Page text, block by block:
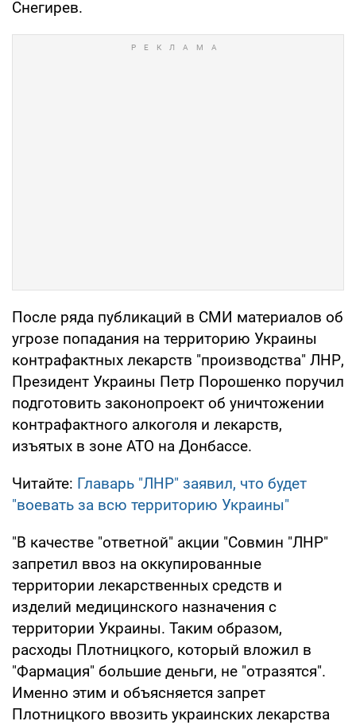
Снегирев.
После ряда публикаций в СМИ материалов об
угрозе попадания на территорию Украины
контрафактных лекарств "производства" ЛНР,
Президент Украины Петр Порошенко поручил
подготовить законопроект об уничтожении
контрафактного алкоголя и лекарств,
изъятых в зоне АТО на Донбассе.
Читайте: Главарь "ЛНР" заявил, что будет
"воевать за всю территорию Украины"
"В качестве "ответной" акции "Совмин "ЛНР"
запретил ввоз на оккупированные
территории лекарственных средств и
изделий медицинского назначения с
территории Украины. Таким образом,
расходы Плотницкого, который вложил в
"Фармация" большие деньги, не "отразятся".
Именно этим и объясняется запрет
Плотницкого ввозить украинских лекарства